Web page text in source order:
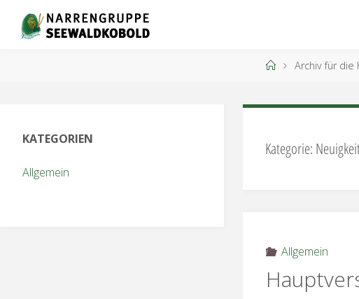
Inhalt
StartArchiv für die
Kategorie:
Allgemein
KATEGORIEN
Allgemein